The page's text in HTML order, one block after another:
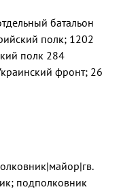
батальон
полк; 1202
полк 284
фронт; 26
подполковник